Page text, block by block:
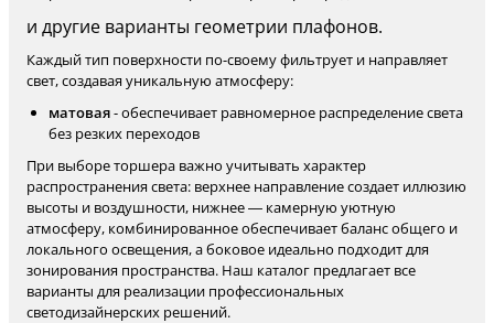
и другие варианты геометрии плафонов.
Каждый тип поверхности по-своему фильтрует и направляет
свет, создавая уникальную атмосферу:
матовая- обеспечивает равномерное распределение света
без резких переходов
При выборе торшера важно учитывать характер
распространения света: верхнее направление создает иллюзию
высоты и воздушности, нижнее — камерную уютную
атмосферу, комбинированное обеспечивает баланс общего и
локального освещения, а боковое идеально подходит для
зонирования пространства. Наш каталог предлагает все
варианты для реализации профессиональных
светодизайнерских решений.